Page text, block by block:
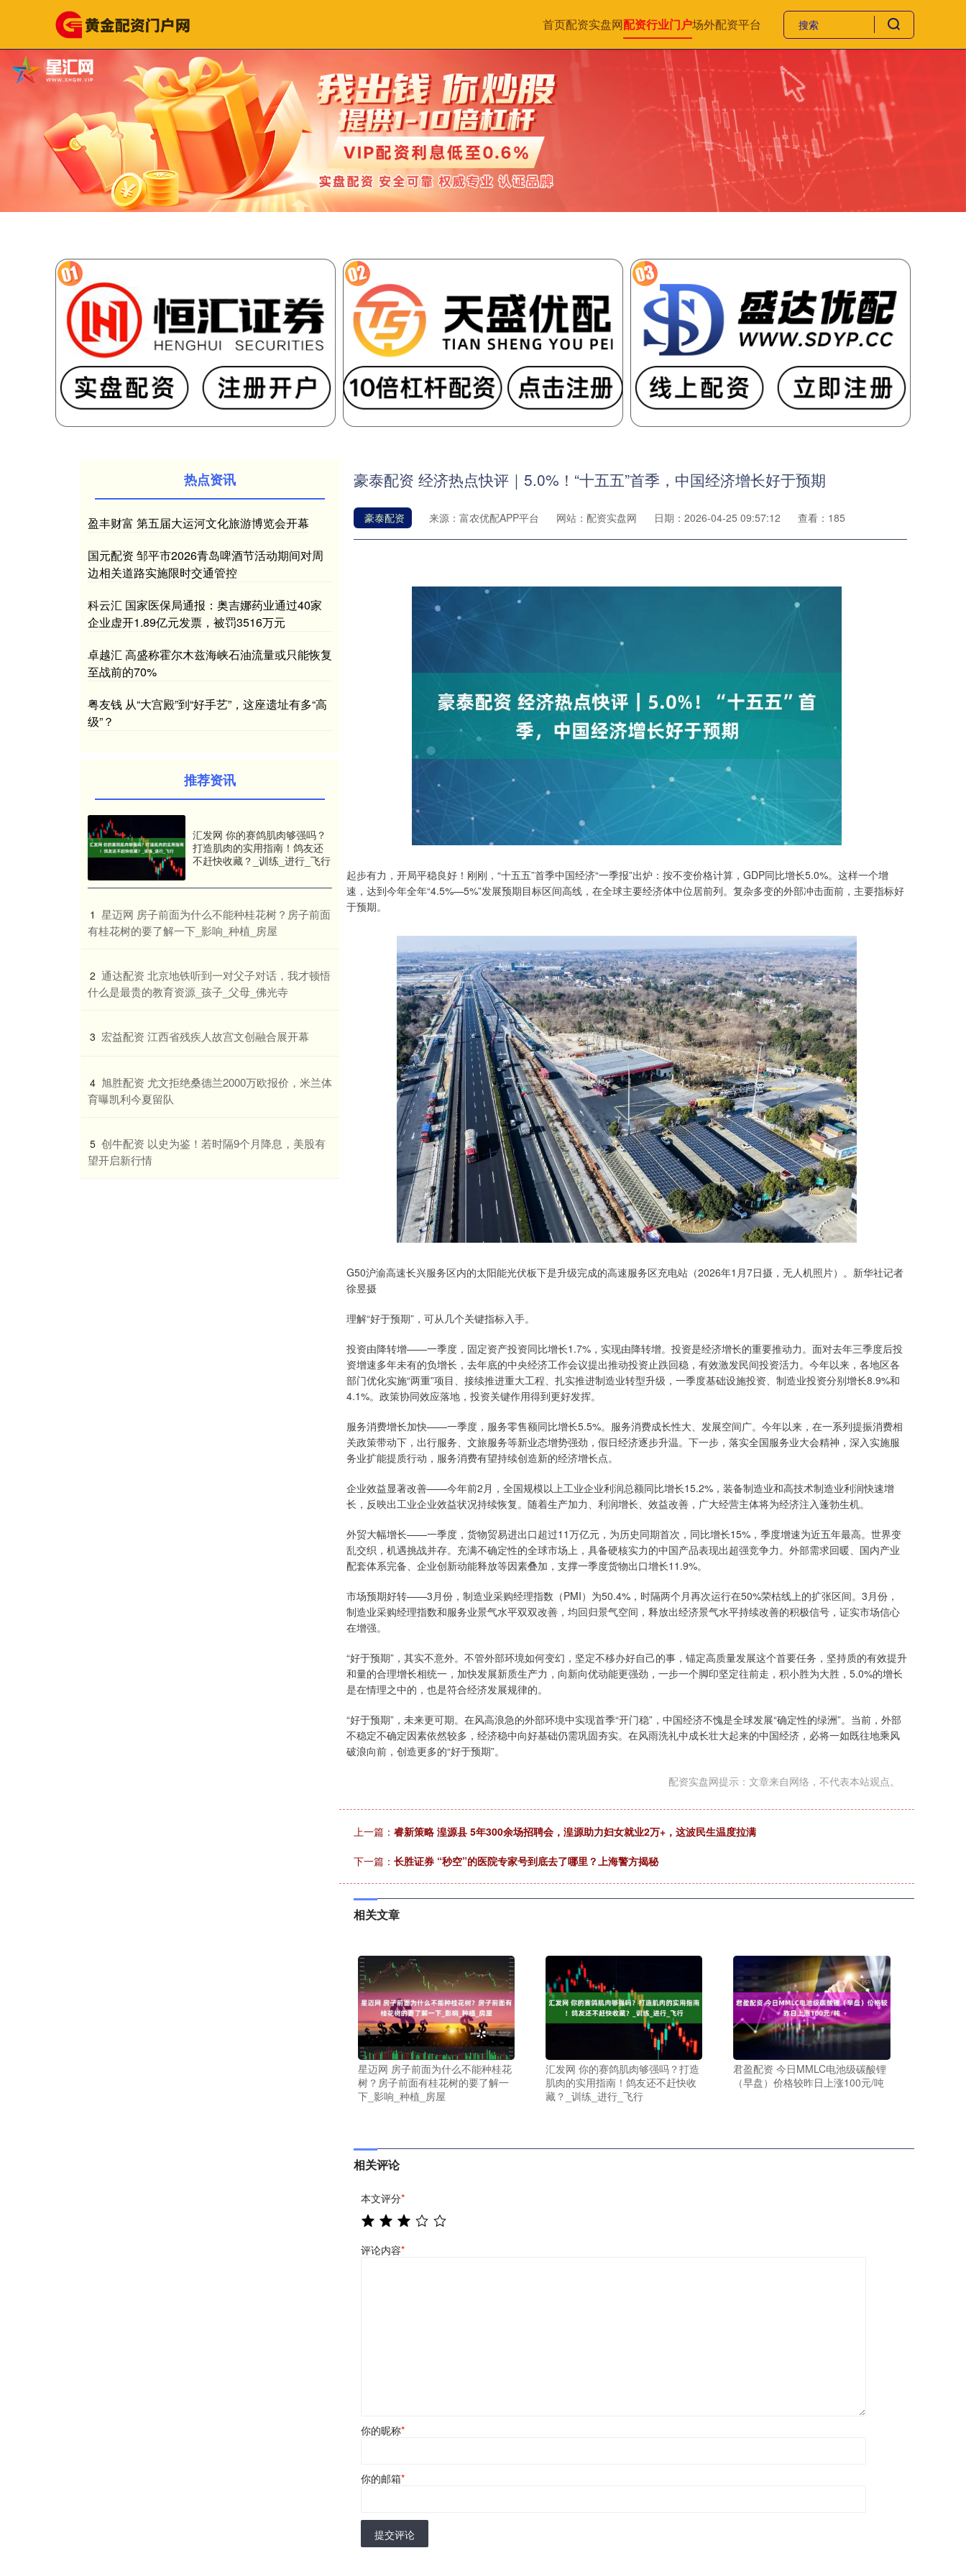
首页配资实盘网配资行业门户场外配资平台
豪泰配资 经济热点快评｜5.0%！“十五五”首季，中国经济增长好于预期
豪泰配资 来源：富农优配APP平台 网站：配资实盘网 日期：2026-04-25 09:57:12 查看：185
起步有力，开局平稳良好！刚刚，“十五五”首季中国经济“一季报”出炉：按不变价格计算，GDP同比增长5.0%。这样一个增
速，达到今年全年“4.5%—5%”发展预期目标区间高线，在全球主要经济体中位居前列。复杂多变的外部冲击面前，主要指标好
于预期。
G50沪渝高速长兴服务区内的太阳能光伏板下是升级完成的高速服务区充电站（2026年1月7日摄，无人机照片）。新华社记者
徐昱摄
理解“好于预期”，可从几个关键指标入手。
投资由降转增——一季度，固定资产投资同比增长1.7%，实现由降转增。投资是经济增长的重要推动力。面对去年三季度后投
资增速多年未有的负增长，去年底的中央经济工作会议提出推动投资止跌回稳，有效激发民间投资活力。今年以来，各地区各
部门优化实施“两重”项目、接续推进重大工程、扎实推进制造业转型升级，一季度基础设施投资、制造业投资分别增长8.9%和
4.1%。政策协同效应落地，投资关键作用得到更好发挥。
服务消费增长加快——一季度，服务零售额同比增长5.5%。服务消费成长性大、发展空间广。今年以来，在一系列提振消费相
关政策带动下，出行服务、文旅服务等新业态增势强劲，假日经济逐步升温。下一步，落实全国服务业大会精神，深入实施服
务业扩能提质行动，服务消费有望持续创造新的经济增长点。
企业效益显著改善——今年前2月，全国规模以上工业企业利润总额同比增长15.2%，装备制造业和高技术制造业利润快速增
长，反映出工业企业效益状况持续恢复。随着生产加力、利润增长、效益改善，广大经营主体将为经济注入蓬勃生机。
外贸大幅增长——一季度，货物贸易进出口超过11万亿元，为历史同期首次，同比增长15%，季度增速为近五年最高。世界变
乱交织，机遇挑战并存。充满不确定性的全球市场上，具备硬核实力的中国产品表现出超强竞争力。外部需求回暖、国内产业
配套体系完备、企业创新动能释放等因素叠加，支撑一季度货物出口增长11.9%。
市场预期好转——3月份，制造业采购经理指数（PMI）为50.4%，时隔两个月再次运行在50%荣枯线上的扩张区间。3月份，
制造业采购经理指数和服务业景气水平双双改善，均回归景气空间，释放出经济景气水平持续改善的积极信号，证实市场信心
在增强。
“好于预期”，其实不意外。不管外部环境如何变幻，坚定不移办好自己的事，锚定高质量发展这个首要任务，坚持质的有效提升
和量的合理增长相统一，加快发展新质生产力，向新向优动能更强劲，一步一个脚印坚定往前走，积小胜为大胜，5.0%的增长
是在情理之中的，也是符合经济发展规律的。
“好于预期”，未来更可期。在风高浪急的外部环境中实现首季“开门稳”，中国经济不愧是全球发展“确定性的绿洲”。当前，外部
不稳定不确定因素依然较多，经济稳中向好基础仍需巩固夯实。在风雨洗礼中成长壮大起来的中国经济，必将一如既往地乘风
破浪向前，创造更多的“好于预期”。
配资实盘网提示：文章来自网络，不代表本站观点。
上一篇： 睿新策略 湟源县 5年300余场招聘会，湟源助力妇女就业2万+，这波民生温度拉满
下一篇： 长胜证券 “秒空”的医院专家号到底去了哪里？上海警方揭秘
相关文章
星迈网 房子前面为什么不能种桂花
树？房子前面有桂花树的要了解一
下_影响_种植_房屋
汇发网 你的赛鸽肌肉够强吗？打造
肌肉的实用指南！鸽友还不赶快收
藏？_训练_进行_飞行
君盈配资 今日MMLC电池级碳酸锂
（早盘）价格较昨日上涨100元/吨
相关评论
本文评分*
评论内容*
你的昵称*
你的邮箱*
提交评论
热点资讯
盈丰财富 第五届大运河文化旅游博览会开幕
国元配资 邹平市2026青岛啤酒节活动期间对周
边相关道路实施限时交通管控
科云汇 国家医保局通报：奥吉娜药业通过40家
企业虚开1.89亿元发票，被罚3516万元
卓越汇 高盛称霍尔木兹海峡石油流量或只能恢复
至战前的70%
粤友钱 从“大宫殿”到“好手艺”，这座遗址有多“高
级”？
推荐资讯
汇发网 你的赛鸽肌肉够强吗？
打造肌肉的实用指南！鸽友还
不赶快收藏？_训练_进行_飞行
1 ​星迈网 房子前面为什么不能种桂花树？房子前面
有桂花树的要了解一下_影响_种植_房屋
2 ​通达配资 北京地铁听到一对父子对话，我才顿悟
什么是最贵的教育资源_孩子_父母_佛光寺
3 ​宏益配资 江西省残疾人故宫文创融合展开幕
4 ​旭胜配资 尤文拒绝桑德兰2000万欧报价，米兰体
育曝凯利今夏留队
5 ​创牛配资 以史为鉴！若时隔9个月降息，美股有
望开启新行情